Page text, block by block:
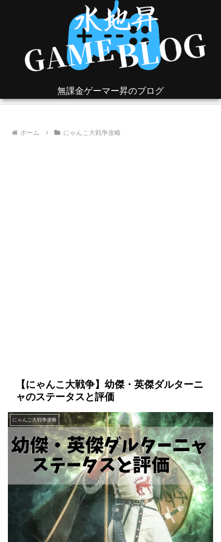
無課金ゲーマー昇のブログ
ホーム にゃんこ大戦争攻略
【にゃんこ大戦争】幼傑・英傑ダルターニ
ャのステータスと評価
にゃんこ大戦争攻略